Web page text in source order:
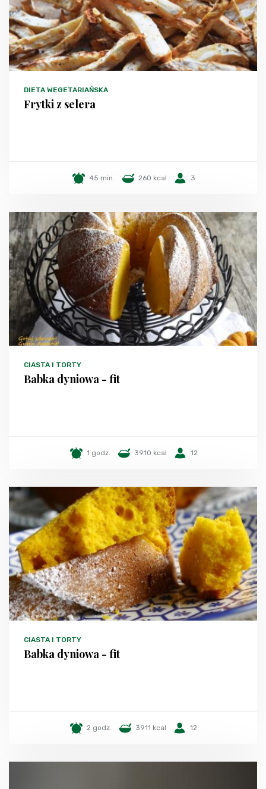
DIETA WEGETARIAŃSKA
Frytki z selera
45 min. 260 kcal 3
CIASTA I TORTY
Babka dyniowa - fit
1 godz. 3910 kcal 12
CIASTA I TORTY
Babka dyniowa - fit
2 godz. 3911 kcal 12